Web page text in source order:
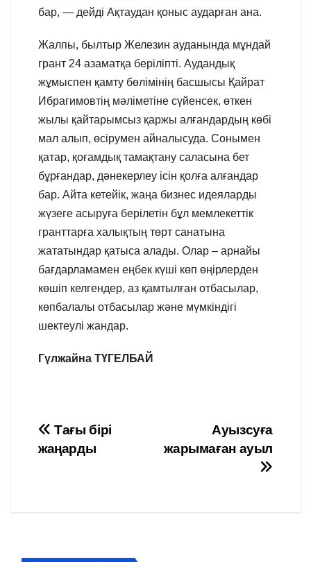
бар, — дейді Ақтаудан қоныс аударған ана.
Жалпы, былтыр Железин ауданында мұндай
грант 24 азаматқа беріліпті. Аудандық
жұмыспен қамту бөлімінің басшысы Қайрат
Ибрагимовтің мәліметіне сүйенсек, өткен
жылы қайтарымсыз қаржы алғандардың көбі
мал алып, өсірумен айналысуда. Сонымен
қатар, қоғамдық тамақтану саласына бет
бұрғандар, дәнекерлеу ісін қолға алғандар
бар. Айта кетейік, жаңа бизнес идеяларды
жүзеге асыруға берілетін бұл мемлекеттік
гранттарға халықтың төрт санатына
жататындар қатыса алады. Олар – арнайы
бағдарламамен еңбек күші көп өңірлерден
көшіп келгендер, аз қамтылған отбасылар,
көпбалалы отбасылар және мүмкіндігі
шектеулі жандар.
Гүлжайна ТҮГЕЛБАЙ
Навигация
по
Ауызсуға
жарымаған ауыл
Тағы бірі
жаңарды